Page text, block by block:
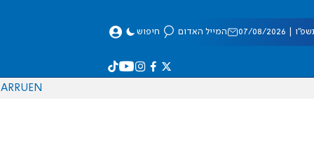
08/2026 המייל האדום חיפוש
EN
RU
AR